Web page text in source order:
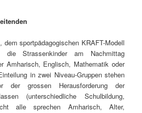
dem sportpädagogischen KRAFT-Modell
die Strassenkinder am Nachmittag
Amharisch, Englisch, Mathematik oder
in zwei Niveau-Gruppen stehen
der grossen Herausforderung der
(unterschiedliche Schulbildung,
alle sprechen Amharisch, Alter,